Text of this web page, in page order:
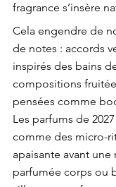
fragrance s’insère
Cela engendre de
de notes : accords
inspirés des bains
compositions
pensées comme
Les parfums de
comme des micro-
apaisante avant
parfumée corps ou